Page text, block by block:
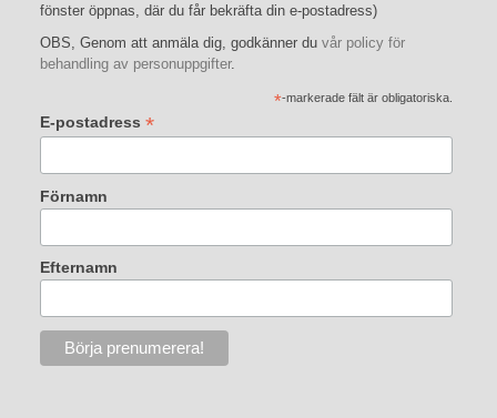
fönster öppnas, där du får bekräfta din e-postadress)
OBS, Genom att anmäla dig, godkänner du vår policy för
behandling av personuppgifter.
*-markerade fält är obligatoriska.
E-postadress *
Förnamn
Efternamn